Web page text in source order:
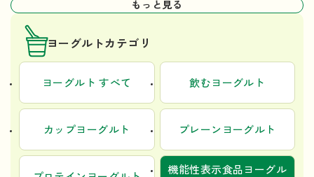
もっと見る
ヨーグルトカテゴリ
ヨーグルト すべて 飲むヨーグルト
カップヨーグルト プレーンヨーグルト
機能性表示食品ヨーグル